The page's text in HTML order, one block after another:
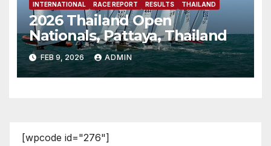
INTERNATIONAL RACE REPORT RESULTS THAILAND
2026 Thailand Open
Nationals, Pattaya, Thailand
FEB 9, 2026 ADMIN
[wpcode id="276"]